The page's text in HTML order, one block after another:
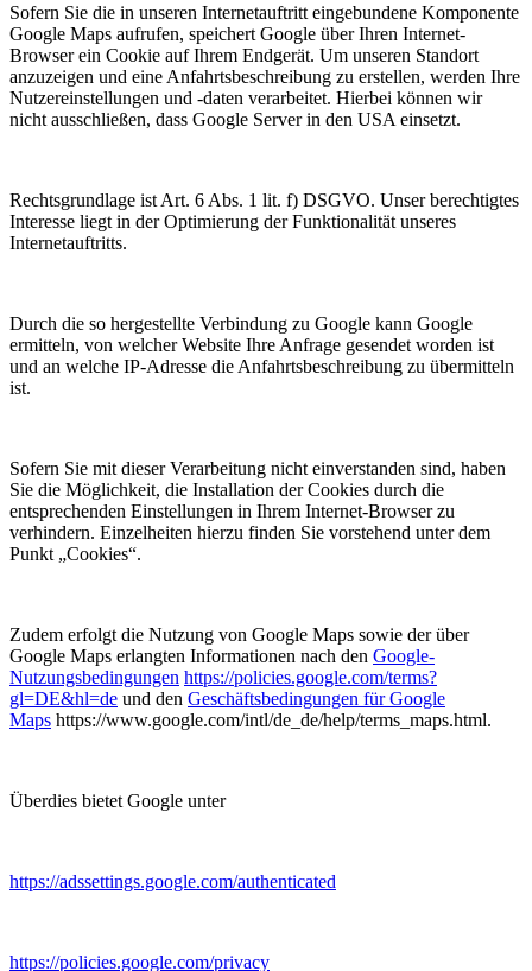
Sofern Sie die in unseren Internetauftritt eingebundene Komponente
Google Maps aufrufen, speichert Google über Ihren Internet-
Browser ein Cookie auf Ihrem Endgerät. Um unseren Standort
anzuzeigen und eine Anfahrtsbeschreibung zu erstellen, werden Ihre
Nutzereinstellungen und -daten verarbeitet. Hierbei können wir
nicht ausschließen, dass Google Server in den USA einsetzt.
Rechtsgrundlage ist Art. 6 Abs. 1 lit. f) DSGVO. Unser berechtigtes
Interesse liegt in der Optimierung der Funktionalität unseres
Internetauftritts.
Durch die so hergestellte Verbindung zu Google kann Google
ermitteln, von welcher Website Ihre Anfrage gesendet worden ist
und an welche IP-Adresse die Anfahrtsbeschreibung zu übermitteln
ist.
Sofern Sie mit dieser Verarbeitung nicht einverstanden sind, haben
Sie die Möglichkeit, die Installation der Cookies durch die
entsprechenden Einstellungen in Ihrem Internet-Browser zu
verhindern. Einzelheiten hierzu finden Sie vorstehend unter dem
Punkt „Cookies“.
Zudem erfolgt die Nutzung von Google Maps sowie der über
Google Maps erlangten Informationen nach den Google-
Nutzungsbedingungen https://policies.google.com/terms?
gl=DE&hl=de und den Geschäftsbedingungen für Google
Maps https://www.google.com/intl/de_de/help/terms_maps.html.
Überdies bietet Google unter
https://adssettings.google.com/authenticated
https://policies.google.com/privacy